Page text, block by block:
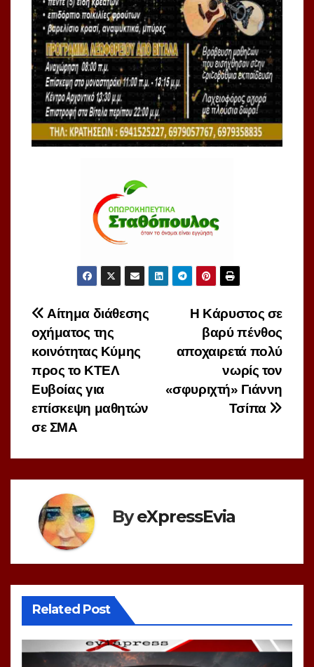
Πλοήγηση
άρθρων
Η Κάρυστος σε
βαρύ πένθος
αποχαιρετά πολύ
νωρίς τον
«σφυριχτή» Γιάννη
Τσίπα
Αίτημα διάθεσης
οχήματος της
κοινότητας Κύμης
προς το ΚΤΕΛ
Ευβοίας για
επίσκεψη μαθητών
σε ΣΜΑ
ByeXpressEvia
Related Post